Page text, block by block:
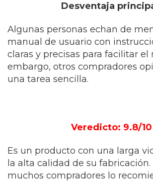
Desventaja
Algunas personas echan de
manual de usuario con
claras y precisas para facilitar el
embargo, otros compradores
una tarea sencilla.
Veredicto: 9.8/10
Es un producto con una larga
la alta calidad de su fabricación.
muchos compradores lo